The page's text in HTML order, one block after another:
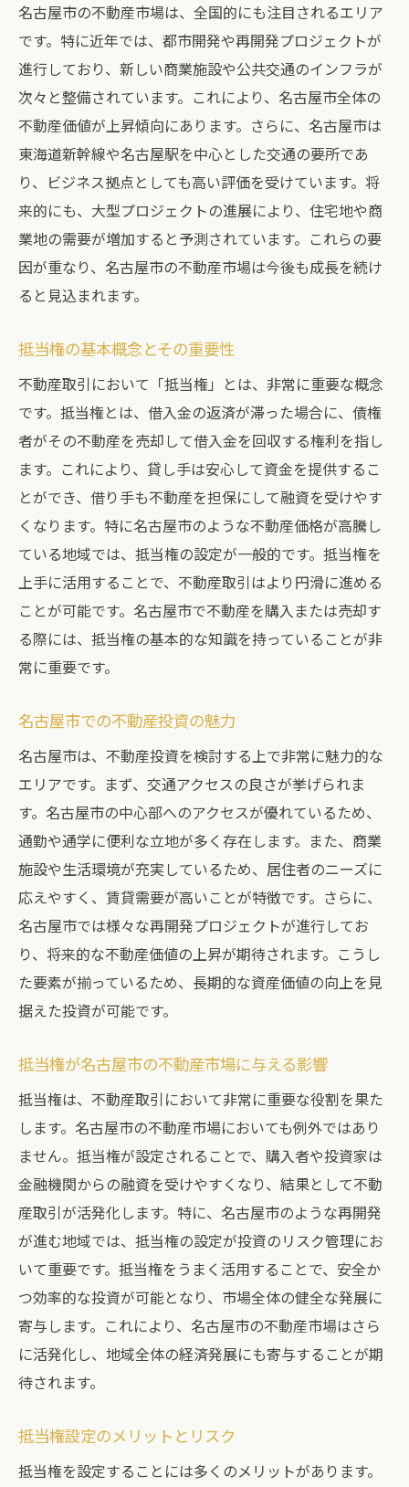
抵当権の設定手続きと注意点
不動産購入時における抵当権の確認方法
抵当権の優先順位とその仕組み
抵当権の解除とその方法
抵当権と他の権利との関係
名古屋市の不動産市場動向を押さえて成功への
道
最近の名古屋市の不動産市場動向
市場動向に基づく投資戦略
市場動向が不動産価格に与える影響
名古屋市の人気エリアとその特徴
不動産市場動向を利用した賢い売買方法
抵当権が不動産購入に及ぼす影響と対策
抵当権の存在が購入者に与える影響
抵当権が売却プロセスに及ぼす影響
抵当権設定のメリットとデメリット
抵当権がついた不動産の取引方法
抵当権問題を回避するための対策
抵当権付き不動産の購入時の注意点
名古屋市の不動産市場における抵当権の役割
不動産取引における抵当権の重要性
抵当権が名古屋市の市場に与える影響力
名古屋市の不動産市場での抵当権の活用例
抵当権設定の流れとその詳細
名古屋市の不動産市場での抵当権のトレン
ド
不動産取引における抵当権のメリットとデメリ
ット
抵当権の基本的なメリット
抵当権設定のデメリットとは
抵当権のコストとその負担
抵当権のリスク管理方法
抵当権のメリットを最大化する方法
愛知県名古屋市での不動産購入と抵当権の関係
名古屋市で不動産購入時の抵当権の重要性
抵当権付き不動産の購入プロセス
名古屋市での不動産購入における抵当権の
抵当権の存在が購入者に与える影響
名古屋市で抵当権を設定するメリット
名古屋市の不動産購入時の抵当権の確認ポ
名古屋市の不動産市場最新情報と抵当権の理解
最新の名古屋市不動産市場ニュース
名古屋市の不動産市場は、全国的にも注目されるエリア
です。特に近年では、都市開発や再開発プロジェクトが
進行しており、新しい商業施設や公共交通のインフラが
次々と整備されています。これにより、名古屋市全体の
不動産価値が上昇傾向にあります。さらに、名古屋市は
東海道新幹線や名古屋駅を中心とした交通の要所であ
り、ビジネス拠点としても高い評価を受けています。将
来的にも、大型プロジェクトの進展により、住宅地や商
業地の需要が増加すると予測されています。これらの要
因が重なり、名古屋市の不動産市場は今後も成長を続け
ると見込まれます。
抵当権の基本概念とその重要性
不動産取引において「抵当権」とは、非常に重要な概念
です。抵当権とは、借入金の返済が滞った場合に、債権
者がその不動産を売却して借入金を回収する権利を指し
ます。これにより、貸し手は安心して資金を提供するこ
とができ、借り手も不動産を担保にして融資を受けやす
くなります。特に名古屋市のような不動産価格が高騰し
ている地域では、抵当権の設定が一般的です。抵当権を
上手に活用することで、不動産取引はより円滑に進める
ことが可能です。名古屋市で不動産を購入または売却す
る際には、抵当権の基本的な知識を持っていることが非
常に重要です。
名古屋市での不動産投資の魅力
名古屋市は、不動産投資を検討する上で非常に魅力的な
エリアです。まず、交通アクセスの良さが挙げられま
す。名古屋市の中心部へのアクセスが優れているため、
通勤や通学に便利な立地が多く存在します。また、商業
施設や生活環境が充実しているため、居住者のニーズに
応えやすく、賃貸需要が高いことが特徴です。さらに、
名古屋市では様々な再開発プロジェクトが進行してお
り、将来的な不動産価値の上昇が期待されます。こうし
た要素が揃っているため、長期的な資産価値の向上を見
据えた投資が可能です。
抵当権が名古屋市の不動産市場に与える影響
抵当権は、不動産取引において非常に重要な役割を果た
します。名古屋市の不動産市場においても例外ではあり
ません。抵当権が設定されることで、購入者や投資家は
金融機関からの融資を受けやすくなり、結果として不動
産取引が活発化します。特に、名古屋市のような再開発
が進む地域では、抵当権の設定が投資のリスク管理にお
いて重要です。抵当権をうまく活用することで、安全か
つ効率的な投資が可能となり、市場全体の健全な発展に
寄与します。これにより、名古屋市の不動産市場はさら
に活発化し、地域全体の経済発展にも寄与することが期
待されます。
抵当権設定のメリットとリスク
抵当権を設定することには多くのメリットがあります。